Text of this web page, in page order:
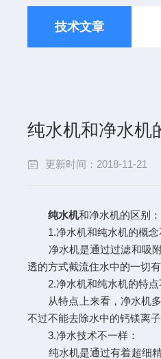
技术文章
纯水机和净水机
更新时间：2018-11-21
纯水机和净水机的区别：
1.净水机和纯水机的概念
净水机是通过过滤和吸附
透的方式截流住水中的一切
2.净水机和纯水机的特点
从特点上来看，净水机多
不过不能去除水中的钙镁离
3.净水技术不一样：
纯水机是通过有着超细精